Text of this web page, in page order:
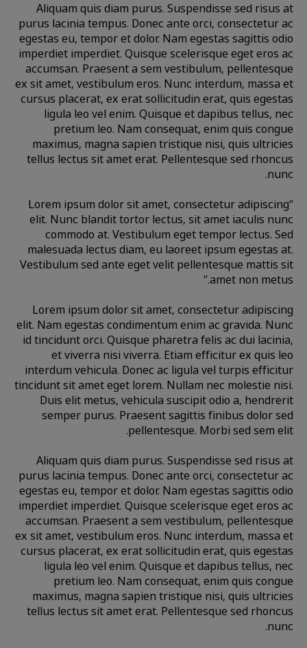
Aliquam quis diam purus. Suspendisse sed risus at
purus lacinia tempus. Donec ante orci, consectetur ac
egestas eu, tempor et dolor. Nam egestas sagittis odio
imperdiet imperdiet. Quisque scelerisque eget eros ac
accumsan. Praesent a sem vestibulum, pellentesque
ex sit amet, vestibulum eros. Nunc interdum, massa et
cursus placerat, ex erat sollicitudin erat, quis egestas
ligula leo vel enim. Quisque et dapibus tellus, nec
pretium leo. Nam consequat, enim quis congue
maximus, magna sapien tristique nisi, quis ultricies
tellus lectus sit amet erat. Pellentesque sed rhoncus
nunc.
“Lorem ipsum dolor sit amet, consectetur adipiscing
elit. Nunc blandit tortor lectus, sit amet iaculis nunc
commodo at. Vestibulum eget tempor lectus. Sed
malesuada lectus diam, eu laoreet ipsum egestas at.
Vestibulum sed ante eget velit pellentesque mattis sit
amet non metus.”
Lorem ipsum dolor sit amet, consectetur adipiscing
elit. Nam egestas condimentum enim ac gravida. Nunc
id tincidunt orci. Quisque pharetra felis ac dui lacinia,
et viverra nisi viverra. Etiam efficitur ex quis leo
interdum vehicula. Donec ac ligula vel turpis efficitur
tincidunt sit amet eget lorem. Nullam nec molestie nisi.
Duis elit metus, vehicula suscipit odio a, hendrerit
semper purus. Praesent sagittis finibus dolor sed
pellentesque. Morbi sed sem elit.
Aliquam quis diam purus. Suspendisse sed risus at
purus lacinia tempus. Donec ante orci, consectetur ac
egestas eu, tempor et dolor. Nam egestas sagittis odio
imperdiet imperdiet. Quisque scelerisque eget eros ac
accumsan. Praesent a sem vestibulum, pellentesque
ex sit amet, vestibulum eros. Nunc interdum, massa et
cursus placerat, ex erat sollicitudin erat, quis egestas
ligula leo vel enim. Quisque et dapibus tellus, nec
pretium leo. Nam consequat, enim quis congue
maximus, magna sapien tristique nisi, quis ultricies
tellus lectus sit amet erat. Pellentesque sed rhoncus
nunc.